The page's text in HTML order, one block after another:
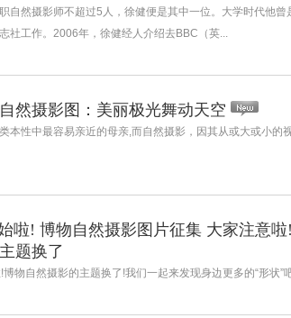
自然摄影师不超过5人，徐健便是其中一位。大学时代他
社工作。2006年，徐健经人介绍去BBC（英...
然摄影图：美丽极光舞动天空
本性中最容易亲近的母亲,而自然摄影，因其从或大或小的
啦! 博物自然摄影图片征集 大家注意啦
题换了
博物自然摄影的主题换了!我们一起来发现身边更多的“形状”